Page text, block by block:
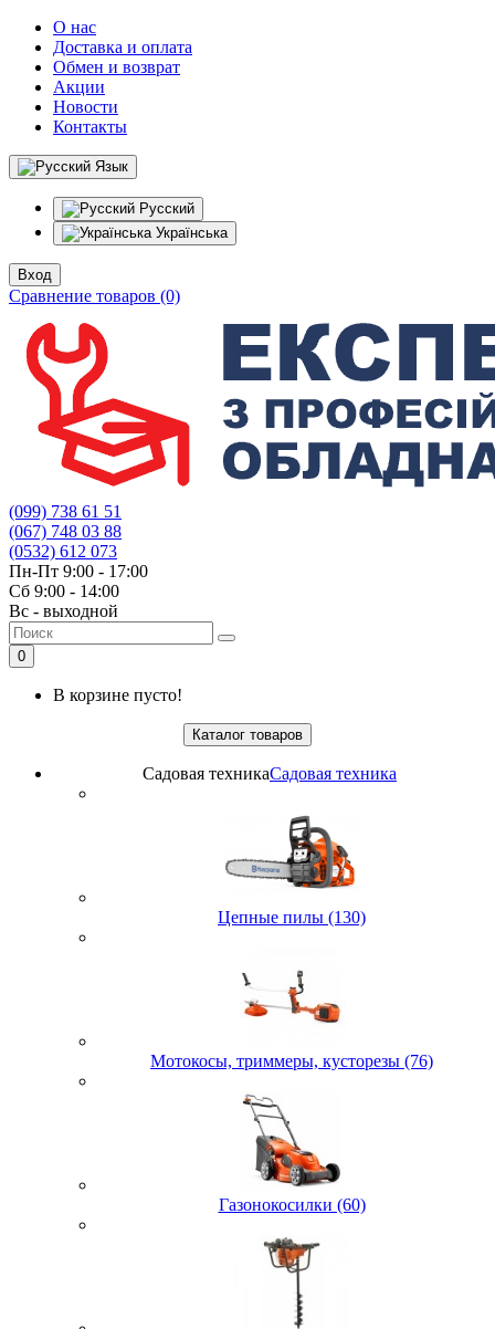
О нас
Доставка и оплата
Обмен и возврат
Акции
Новости
Контакты
Язык
Русский
Українська
Вход
Сравнение товаров (0)
(099) 738 61 51
(067) 748 03 88
(0532) 612 073
Пн-Пт 9:00 - 17:00
Сб 9:00 - 14:00
Вс - выходной
0
В корзине пусто!
Каталог товаров
Садовая техникаСадовая техника
Цепные пилы (130)
Мотокосы, триммеры, кусторезы (76)
Газонокосилки (60)